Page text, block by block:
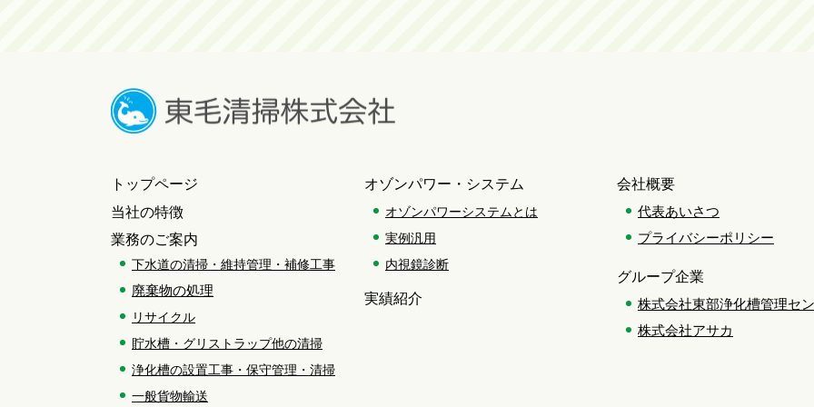
トップページ
当社の特徴
業務のご案内
下水道の清掃・維持管理・補修工事
廃棄物の処理
リサイクル
貯水槽・グリストラップ他の清掃
浄化槽の設置工事・保守管理・清掃
一般貨物輸送
オゾンパワー・システム
オゾンパワーシステムとは
実例汎用
内視鏡診断
実績紹介
会社概要
代表あいさつ
プライバシーポリシー
グループ企業
株式会社東部浄化槽管理セ
株式会社アサカ